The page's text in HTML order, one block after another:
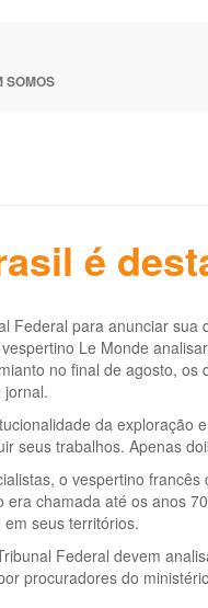
SOMOS
é
Federal para anunciar
Le Monde
no final de agosto,
jornal.
da
seus trabalhos. Apenas
o vespertino
era chamada até os anos
seus territórios.
Federal devem
procuradores do